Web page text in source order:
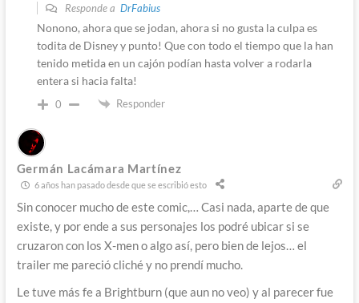
Responde a DrFabius
Nonono, ahora que se jodan, ahora si no gusta la culpa es
todita de Disney y punto! Que con todo el tiempo que la han
tenido metida en un cajón podían hasta volver a rodarla
entera si hacia falta!
0 Responder
Germán Lacámara Martínez
6 años han pasado desde que se escribió esto
Sin conocer mucho de este comic,… Casi nada, aparte de que
existe, y por ende a sus personajes los podré ubicar si se
cruzaron con los X-men o algo así, pero bien de lejos… el
trailer me pareció cliché y no prendí mucho.
Le tuve más fe a Brightburn (que aun no veo) y al parecer fue